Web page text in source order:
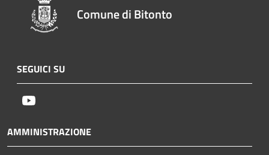
Comune di Bitonto
SEGUICI SU
AMMINISTRAZIONE